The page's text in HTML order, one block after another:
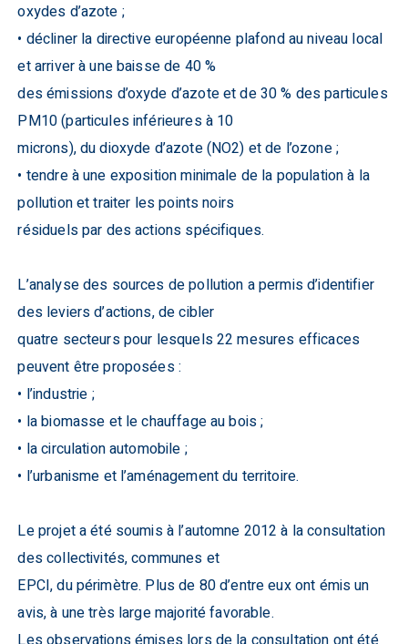
oxydes d’azote ;
• décliner la directive européenne plafond au niveau local
et arriver à une baisse de 40 %
des émissions d’oxyde d’azote et de 30 % des particules
PM10 (particules inférieures à 10
microns), du dioxyde d’azote (NO2) et de l’ozone ;
• tendre à une exposition minimale de la population à la
pollution et traiter les points noirs
résiduels par des actions spécifiques.
L’analyse des sources de pollution a permis d’identifier
des leviers d’actions, de cibler
quatre secteurs pour lesquels 22 mesures efficaces
peuvent être proposées :
• l’industrie ;
• la biomasse et le chauffage au bois ;
• la circulation automobile ;
• l’urbanisme et l’aménagement du territoire.
Le projet a été soumis à l’automne 2012 à la consultation
des collectivités, communes et
EPCI, du périmètre. Plus de 80 d’entre eux ont émis un
avis, à une très large majorité favorable.